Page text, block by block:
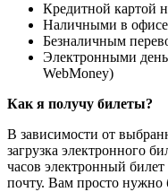
Кредитной картой
Наличными в
Безналичным
Электронными
WebMoney)
Как я получу билеты?
В зависимости от
загрузка электронного
часов электронный
почту. Вам просто нужно